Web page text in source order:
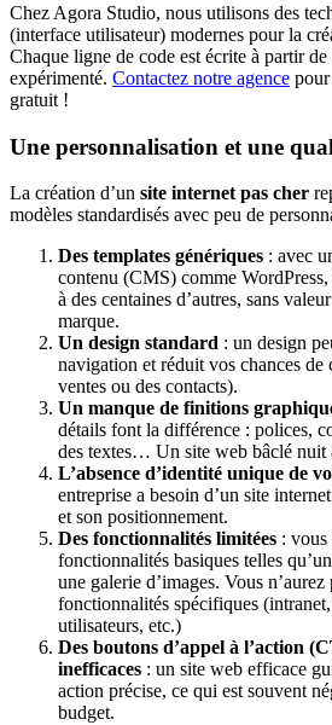
Chez Agora Studio, nous utilisons des
(interface utilisateur) modernes pour la
Chaque ligne de code est écrite à partir
expérimenté. Contactez notre agence
gratuit !
Une personnalisation et une
La création d’un site internet pas cher
modèles standardisés avec peu de
Des templates génériques : avec
contenu (CMS) comme
à des centaines d’autres, sans
marque.
Un design standard : un design
navigation et réduit vos chances de
ventes ou des contacts).
Un manque de finitions
détails font la différence : polices,
des textes… Un site web bâclé nuit
L’absence d’identité unique de
entreprise a besoin d’un site
et son positionnement.
Des fonctionnalités limitées : vous
fonctionnalités basiques telles
une galerie d’images. Vous n’aurez
fonctionnalités spécifiques
utilisateurs, etc.)
Des boutons d’appel à l’action
inefficaces : un site web efficace
action précise, ce qui est souvent
budget.